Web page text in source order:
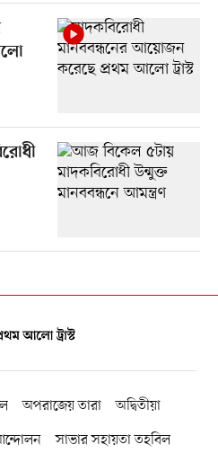
অপরাজেয় তারা
অদ্বিতীয়া
সাভার সহায়তা তহবিল